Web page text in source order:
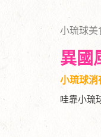
小琉球美
異國
小琉球消
哇靠小琉